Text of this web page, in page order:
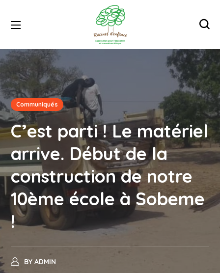
Communiqués
C’est parti ! Le matériel
arrive. Début de la
construction de notre
10ème école à Sobeme
!
BY ADMIN